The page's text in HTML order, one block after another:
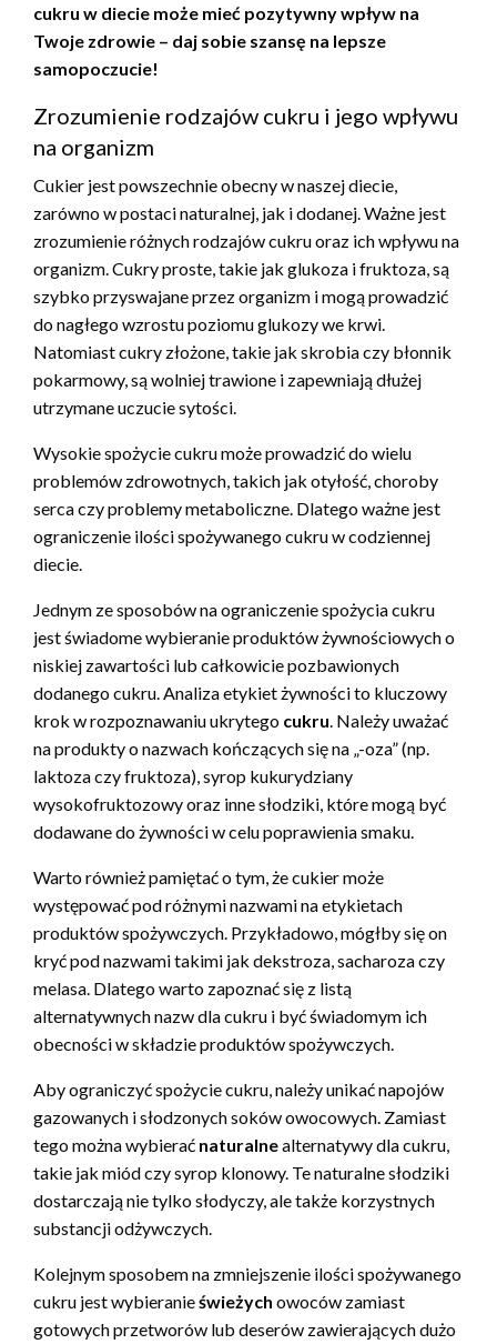
cukru w diecie może mieć pozytywny wpływ na
Twoje zdrowie – daj sobie szansę na lepsze
samopoczucie!
Zrozumienie rodzajów cukru i jego wpływu
na organizm
Cukier jest powszechnie obecny w naszej diecie,
zarówno w postaci naturalnej, jak i dodanej. Ważne jest
zrozumienie różnych rodzajów cukru oraz ich wpływu na
organizm. Cukry proste, takie jak glukoza i fruktoza, są
szybko przyswajane przez organizm i mogą prowadzić
do nagłego wzrostu poziomu glukozy we krwi.
Natomiast cukry złożone, takie jak skrobia czy błonnik
pokarmowy, są wolniej trawione i zapewniają dłużej
utrzymane uczucie sytości.
Wysokie spożycie cukru może prowadzić do wielu
problemów zdrowotnych, takich jak otyłość, choroby
serca czy problemy metaboliczne. Dlatego ważne jest
ograniczenie ilości spożywanego cukru w codziennej
diecie.
Jednym ze sposobów na ograniczenie spożycia cukru
jest świadome wybieranie produktów żywnościowych o
niskiej zawartości lub całkowicie pozbawionych
dodanego cukru. Analiza etykiet żywności to kluczowy
krok w rozpoznawaniu ukrytego cukru. Należy uważać
na produkty o nazwach kończących się na „-oza” (np.
laktoza czy fruktoza), syrop kukurydziany
wysokofruktozowy oraz inne słodziki, które mogą być
dodawane do żywności w celu poprawienia smaku.
Warto również pamiętać o tym, że cukier może
występować pod różnymi nazwami na etykietach
produktów spożywczych. Przykładowo, mógłby się on
kryć pod nazwami takimi jak dekstroza, sacharoza czy
melasa. Dlatego warto zapoznać się z listą
alternatywnych nazw dla cukru i być świadomym ich
obecności w składzie produktów spożywczych.
Aby ograniczyć spożycie cukru, należy unikać napojów
gazowanych i słodzonych soków owocowych. Zamiast
tego można wybierać naturalnealternatywy dla cukru,
takie jak miód czy syrop klonowy. Te naturalne słodziki
dostarczają nie tylko słodyczy, ale także korzystnych
substancji odżywczych.
Kolejnym sposobem na zmniejszenie ilości spożywanego
cukru jest wybieranieświeżych owoców zamiast
gotowych przetworów lub deserów zawierających dużo